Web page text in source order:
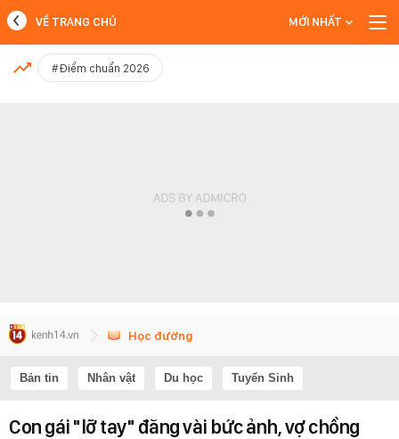
MỚI NHẤT
VỀ TRANG CHỦ MỚI NHẤT
#Điểm chuẩn 2026
Học đường
Bản tin Nhân vật Du học Tuyển Sinh
Con gái "lỡ tay" đăng vài bức ảnh, vợ chồng